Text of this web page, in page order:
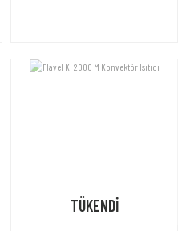
TÜKENDİ